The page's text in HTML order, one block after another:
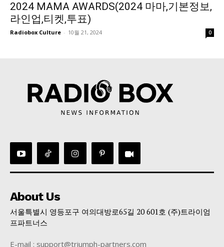
2024 MAMA AWARDS(2024 마마,기본정보,
라인업,티켓,투표)
Radiobox Culture - 10월 21, 2024 0
About Us
서울특별시 영등포구 여의대방로65길 20 601호 (주)트라이엄
프파트너스
E-mail : support@triumph-partners.com